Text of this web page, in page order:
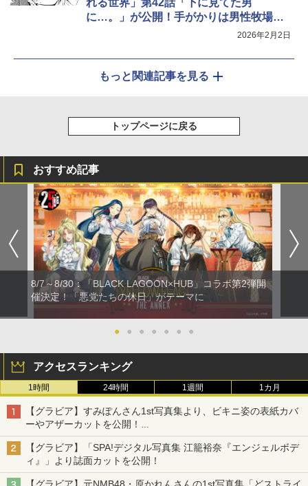
れる世界」第42話「下に見てた男
に…。」が公開！手がかりは男性牧場の
2026年2月2日
もっと関連記事を見る
トップページに戻る
おすすめ記事
8/7～8/30：「BLACK LAGOON×HUB」コラボ第2弾開
催決定！「悪党たちの休日」がテーマに
● ● ● ● ● ● ●
アクセスランキング
1時間 24時間 1週間 1カ月
【グラビア】すみぽんさん1st写真集より、ビキニ姿の表紙カバ
ーやアザーカットを公開！
タイトルは「offcourt（オフコート）」に決定
【グラビア】「SPA!デジタル写真集 江籠裕奈『エンジェルボデ
ィ』」より誌面カットを公開！